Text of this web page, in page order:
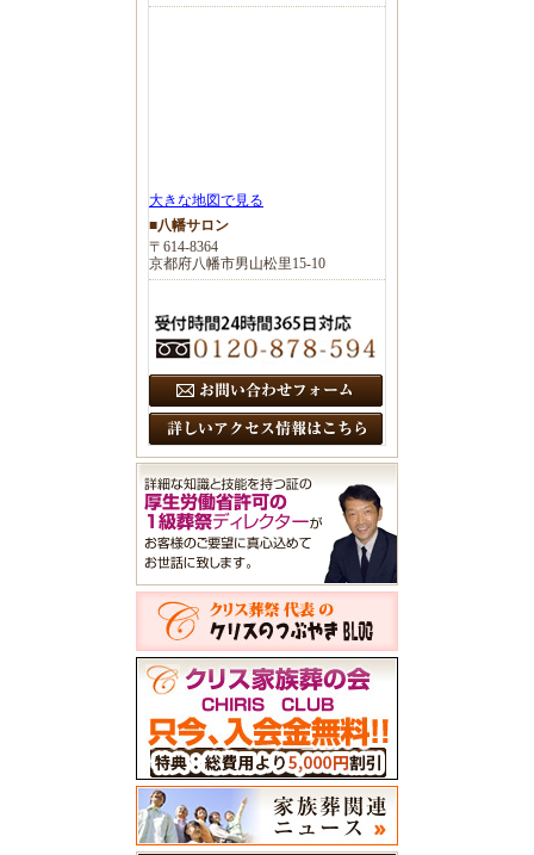
大きな地図で見る
■八幡サロン
〒614-8364
京都府八幡市男山松里15-10